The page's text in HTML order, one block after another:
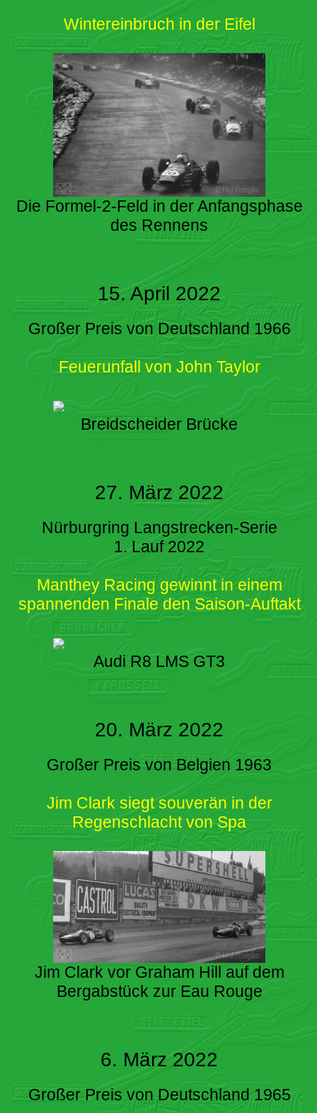
Wintereinbruch in der Eifel
Die Formel-2-Feld in der Anfangsphase
des Rennens
15. April 2022
Großer Preis von Deutschland 1966
Feuerunfall von John Taylor
Breidscheider Brücke
27. März 2022
Nürburgring Langstrecken-Serie
1. Lauf 2022
Manthey Racing gewinnt in einem
spannenden Finale den Saison-Auftakt
Audi R8 LMS GT3
20. März 2022
Großer Preis von Belgien 1963
Jim Clark siegt souverän in der
Regenschlacht von Spa
Jim Clark vor Graham Hill auf dem
Bergabstück zur Eau Rouge
6. März 2022
Großer Preis von Deutschland 1965